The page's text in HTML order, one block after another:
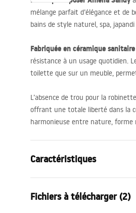
mélange parfait d’élégance et de
bains de style naturel, spa,
Fabriquée en céramique
résistance à un usage quotidien.
toilette que sur un meuble,
L’absence de trou pour la
offrant une totale liberté dans la
harmonieuse entre nature,
Caractéristiques
Matériel
Fichiers à télécharger (2)